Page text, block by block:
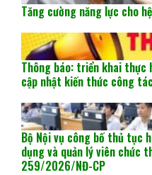
Tăng cường năng lực cho
Thông báo: triển khai thực
cập nhật kiến thức công
Bộ Nội vụ công bố thủ tục
dụng và quản lý viên chức
259/2026/NĐ-CP